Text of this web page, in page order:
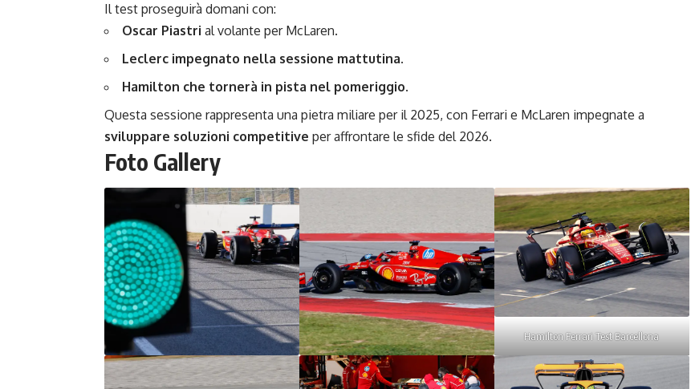
Il test proseguirà domani con:
Oscar Piastri al volante per McLaren.
Leclerc impegnato nella sessione mattutina.
Hamilton che tornerà in pista nel pomeriggio.
Questa sessione rappresenta una pietra miliare per il 2025, con Ferrari e McLaren impegnate a
sviluppare soluzioni competitive per affrontare le sfide del 2026.
Foto Gallery
Hamilton Ferrari Test Barcellona